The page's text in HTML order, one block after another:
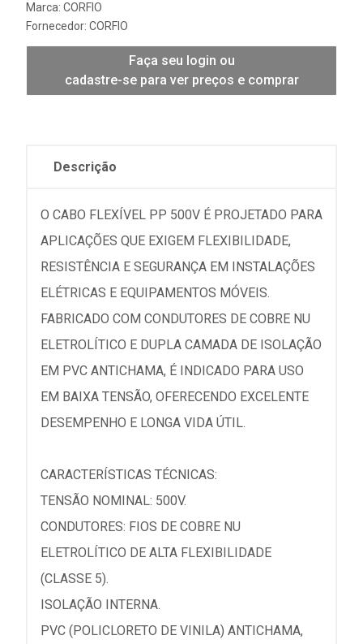
Marca: CORFIO
Fornecedor: CORFIO
Faça seu login ou
cadastre-se para ver preços e comprar
Descrição
O CABO FLEXÍVEL PP 500V É PROJETADO PARA
APLICAÇÕES QUE EXIGEM FLEXIBILIDADE,
RESISTÊNCIA E SEGURANÇA EM INSTALAÇÕES
ELÉTRICAS E EQUIPAMENTOS MÓVEIS.
FABRICADO COM CONDUTORES DE COBRE NU
ELETROLÍTICO E DUPLA CAMADA DE ISOLAÇÃO
EM PVC ANTICHAMA, É INDICADO PARA USO
EM BAIXA TENSÃO, OFERECENDO EXCELENTE
DESEMPENHO E LONGA VIDA ÚTIL.
CARACTERÍSTICAS TÉCNICAS:
TENSÃO NOMINAL: 500V.
CONDUTORES: FIOS DE COBRE NU
ELETROLÍTICO DE ALTA FLEXIBILIDADE
(CLASSE 5).
ISOLAÇÃO INTERNA.
PVC (POLICLORETO DE VINILA) ANTICHAMA,